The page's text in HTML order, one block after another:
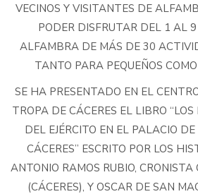
VECINOS Y VISITANTES DE
PODER DISFRUTAR DEL 1 AL
ALFAMBRA DE MÁS DE 30
TANTO PARA PEQUEÑOS
SE HA PRESENTADO EN EL
TROPA DE CÁCERES EL LIBRO
DEL EJÉRCITO EN EL PALACIO
CÁCERES” ESCRITO POR LOS
ANTONIO RAMOS RUBIO, CRONISTA
(CÁCERES), Y OSCAR DE SAN